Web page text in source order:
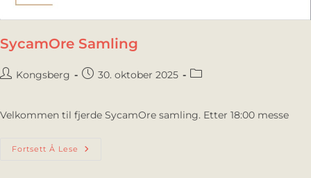
SycamOre Samling
Kongsberg 30. oktober 2025
Velkommen til fjerde SycamOre samling. Etter 18:00 messe
Fortsett Å Lese